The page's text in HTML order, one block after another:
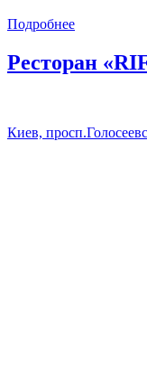
Подробнее
Ресторан
Киев,